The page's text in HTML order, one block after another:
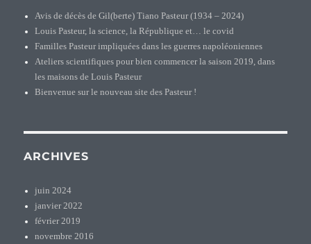
Avis de décès de Gil(berte) Tiano Pasteur (1934 – 2024)
Louis Pasteur, la science, la République et… le covid
Familles Pasteur impliquées dans les guerres napoléoniennes
Ateliers scientifiques pour bien commencer la saison 2019, dans
les maisons de Louis Pasteur
Bienvenue sur le nouveau site des Pasteur !
ARCHIVES
juin 2024
janvier 2022
février 2019
novembre 2016